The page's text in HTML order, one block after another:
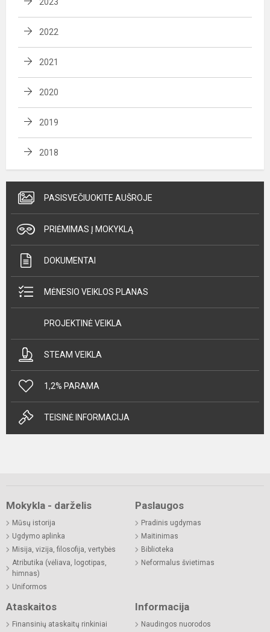
2022
2021
2020
2019
2018
PASISVEČIUOKITE AUŠROJE
PRIĖMIMAS Į MOKYKLĄ
DOKUMENTAI
MĖNESIO VEIKLOS PLANAS
PROJEKTINĖ VEIKLA
STEAM VEIKLA
1,2% PARAMA
TEISINĖ INFORMACIJA
Mokykla - darželis
Mūsų istorija
Ugdymo aplinka
Misija, vizija, filosofija, vertybės
Atributika (vėliava, logotipas,
himnas)
Uniformos
Paslaugos
Pradinis ugdymas
Maitinimas
Biblioteka
Neformalus švietimas
Ataskaitos
Finansinių ataskaitų rinkiniai
Informacija
Naudingos nuorodos